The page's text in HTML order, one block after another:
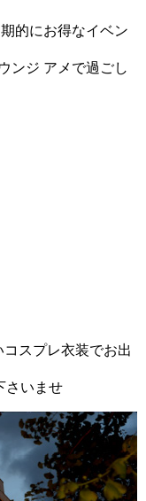
的にお得なイベン
ンジ アメで過ごし
スプレ衣装でお出
さいませ